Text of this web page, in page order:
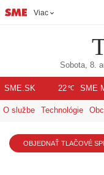
Viac
Sobota, 8.
SME.SK 22℃ SME
O službe Technológie
OBJEDNAŤ TLAČOVÉ